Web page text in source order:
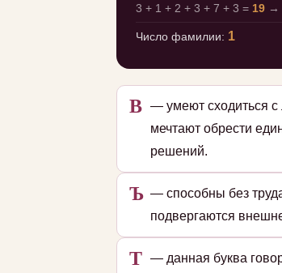
3 + 1 + 2 + 3 + 7 + 3 = 19 →
Число фамилии: 1
В — умеют сходиться с
мечтают обрести
решений.
Ъ — способны без
подвергаются
Т — данная буква